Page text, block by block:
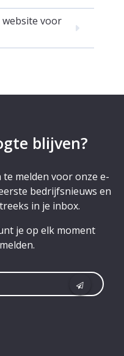
voor
blijven?
melden voor onze e-
bedrijfsnieuws en
in je inbox.
je op elk moment